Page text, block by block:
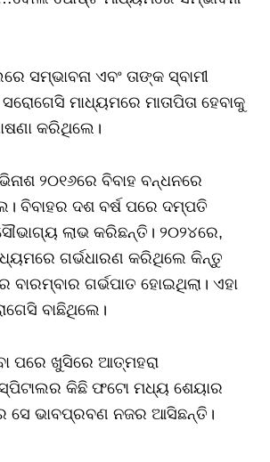
ସମ୍ଭାବନା ଏବଂ ତାଙ୍କ ସ୍ବାମୀ
ମାଧ୍ୟମରେ ମାତାପିତା ହେବାକୁ
କରିଥିଲେ।
୨୦୧୬ରେ ବିବାହ ବନ୍ଧନରେ
ବିବାହର ଦଶ ବର୍ଷ ପରେ ଦମ୍ପତି
ସୌଭାଗ୍ୟ ଲାଭ କରିଛନ୍ତି। ୨୦୨୪ରେ,
ଗର୍ଭଧାରଣ କରିଥିଲେ କିନ୍ତୁ
ବାରମ୍ବାର ଗର୍ଭପାତ ହୋଇଥିଲା। ଏହା
ବାଛିଥିଲେ।
ପରେ ଖୁସିରେ ଆତ୍ମହରା
କିଛି ଫଟୋ ମଧ୍ୟ ଶେୟାର
ସେ ଭାବପ୍ରବଣ ନଜର ଆସିଛନ୍ତି।